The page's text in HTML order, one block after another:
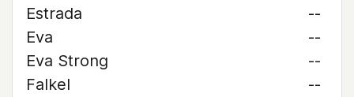
Estrada
--
Eva
--
Eva Strong
--
Falkel
--